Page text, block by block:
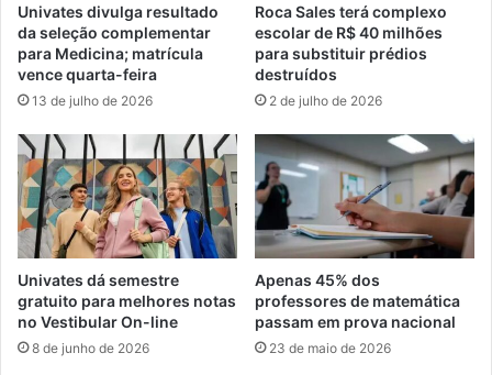
Univates divulga resultado
da seleção complementar
para Medicina; matrícula
vence quarta-feira
13 de julho de 2026
Roca Sales terá complexo
escolar de R$ 40 milhões
para substituir prédios
destruídos
2 de julho de 2026
Univates dá semestre
gratuito para melhores notas
no Vestibular On-line
8 de junho de 2026
Apenas 45% dos
professores de matemática
passam em prova nacional
23 de maio de 2026